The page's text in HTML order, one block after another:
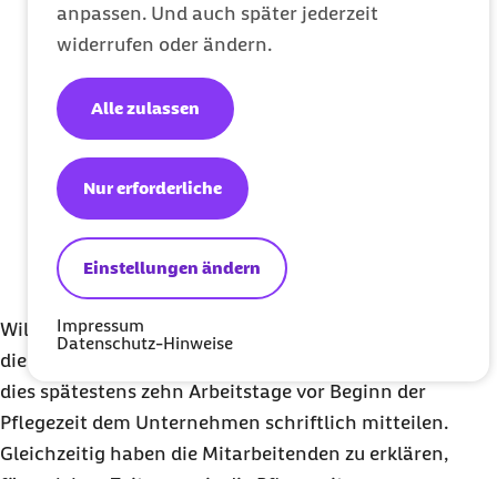
anpassen. Und auch später jederzeit
widerrufen oder ändern.
Einstellungen ändern
Nur erforderliche
Alle zulassen
Impressum
Datenschutz-Hinweise
fortgeschrittenes Stadium erreicht hat, bei
der eine Heilung ausgeschlossen und eine
palliativmedizinische Behandlung notwendig
ist und die lediglich eine begrenzte
Lebenserwartung von Wochen oder wenigen
Monaten erwarten lässt. Eine Feststellung/ein
Nachweis der Pflegebedürftigkeit ist hier nicht
erforderlich. Vielmehr haben Beschäftigte den
Tatbestand gegenüber der Firma durch ein
ärztliches Zeugnis nachzuweisen.
Will ein Arbeitnehmer bzw. eine Arbeitnehmerin
die Freistellung in Anspruch nehmen, müssen sie
dies spätestens zehn Arbeitstage vor Beginn der
Pflegezeit dem Unternehmen schriftlich mitteilen.
Gleichzeitig haben die Mitarbeitenden zu erklären,